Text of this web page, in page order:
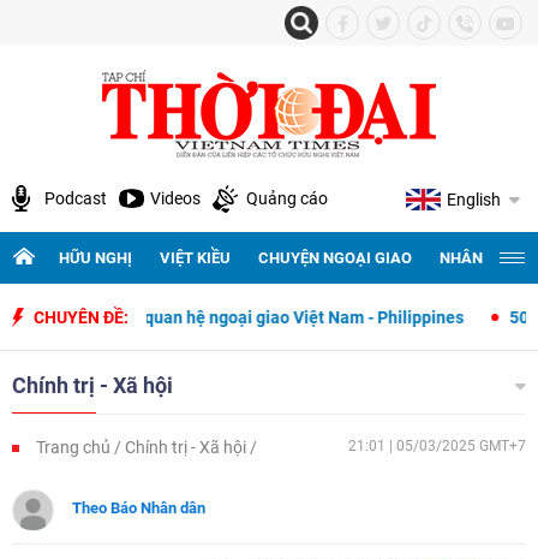
Podcast Videos Quảng cáo English
HỮU NGHỊ VIỆT KIỀU CHUYỆN NGOẠI GIAO NHÂN
CHUYÊN ĐỀ:
lập quan hệ ngoại giao Việt Nam - Philippines 500 ngày đêm
Chính trị - Xã hội
Trang chủ Chính trị - Xã hội 21:01 | 05/03/2025 GMT+7
Theo Báo Nhân dân